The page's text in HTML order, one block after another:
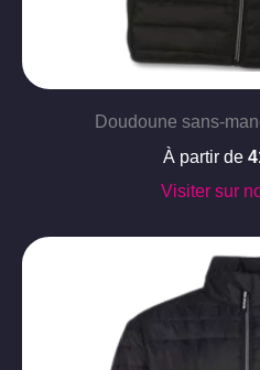
Doudoune sans-
À partir de
Visiter sur